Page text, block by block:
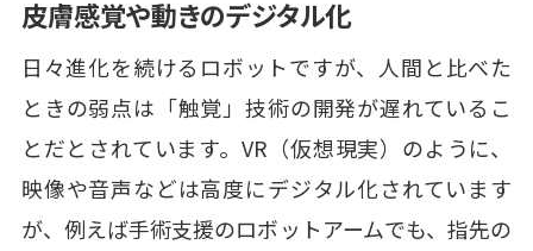
皮膚感覚や動きのデジタル化
日々進化を続けるロボットですが、人間と比べた
ときの弱点は「触覚」技術の開発が遅れているこ
とだとされています。VR（仮想現実）のように、
映像や音声などは高度にデジタル化されています
が、例えば手術支援のロボットアームでも、指先の